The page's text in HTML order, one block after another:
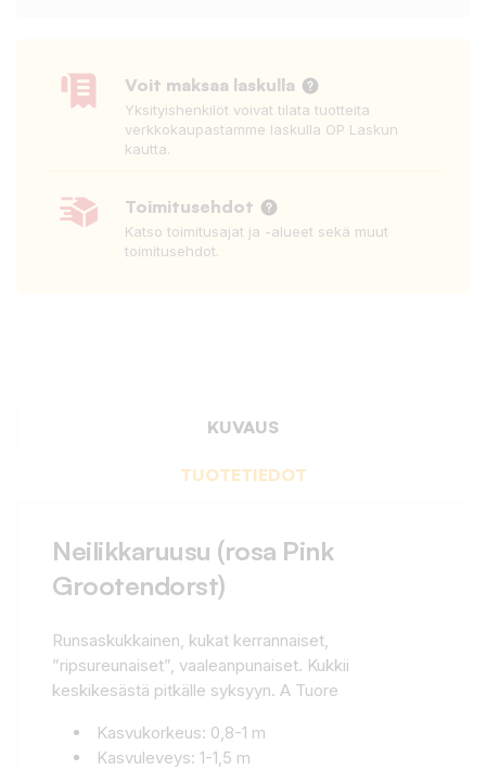
Voit maksaa laskulla
Yksityishenkilöt voivat tilata tuotteita
verkkokaupastamme laskulla OP Laskun
kautta.
Toimitusehdot
Katso toimitusajat ja -alueet sekä muut
toimitusehdot.
KUVAUS
TUOTETIEDOT
Neilikkaruusu (rosa Pink
Grootendorst)
Runsaskukkainen, kukat kerrannaiset,
”ripsureunaiset”, vaaleanpunaiset. Kukkii
keskikesästä pitkälle syksyyn. A Tuore
Kasvukorkeus: 0,8-1 m
Kasvuleveys: 1-1,5 m